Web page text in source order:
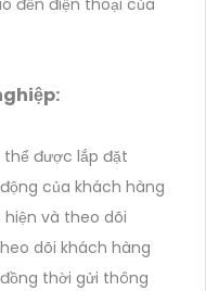
đến điện thoại của
được lắp đặt
của khách hàng
và theo dõi
dõi khách hàng
thời gửi thông